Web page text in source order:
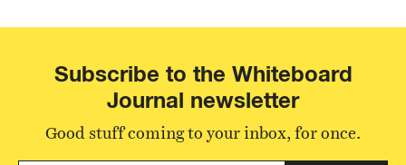
Subscribe to the Whiteboard
Journal newsletter
Good stuff coming to your inbox, for once.